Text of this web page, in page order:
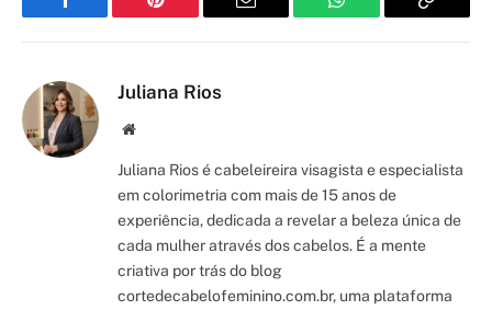
Facebook Pinterest Email WhatsApp Copy
Juliana Rios
Site/Blog
Juliana Rios é cabeleireira visagista e especialista
em colorimetria com mais de 15 anos de
experiência, dedicada a revelar a beleza única de
cada mulher através dos cabelos. É a mente
criativa por trás do blog
cortedecabelofeminino.com.br, uma plataforma